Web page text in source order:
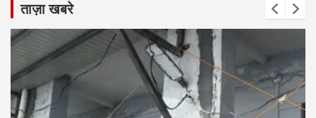
ताज़ा खबरे